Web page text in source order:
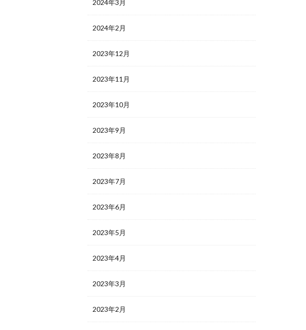
2024年3月
2024年2月
2023年12月
2023年11月
2023年10月
2023年9月
2023年8月
2023年7月
2023年6月
2023年5月
2023年4月
2023年3月
2023年2月